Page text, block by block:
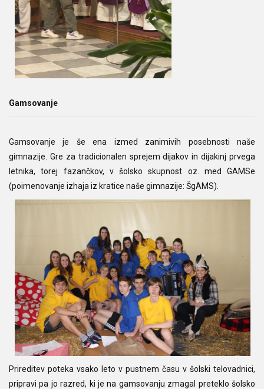
Gamsovanje
Gamsovanje je še ena izmed zanimivih posebnosti naše
gimnazije. Gre za tradicionalen sprejem dijakov in dijakinj prvega
letnika, torej fazančkov, v šolsko skupnost oz. med GAMSe
(poimenovanje izhaja iz kratice naše gimnazije: ŠgAMS).
Prireditev poteka vsako leto v pustnem času v šolski telovadnici,
pripravi pa jo razred, ki je na gamsovanju zmagal preteklo šolsko